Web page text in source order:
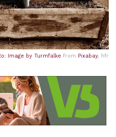
Image by Turmfalke from Pixabay, hfr